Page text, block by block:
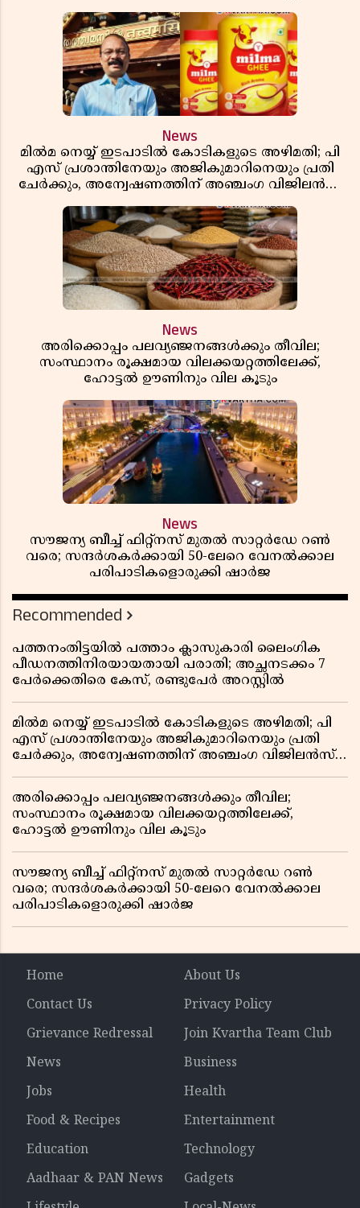
News
മിൽമ നെയ്യ് ഇടപാടിൽ കോടികളുടെ അഴിമതി; പി
എസ് പ്രശാന്തിനേയും അജികുമാറിനെയും പ്രതി
ചേർക്കും, അന്വേഷണത്തിന് അഞ്ചംഗ വിജിലൻസ്
News
അരിക്കൊപ്പം പലവ്യഞ്ജനങ്ങൾക്കും തീവില;
സംസ്ഥാനം രൂക്ഷമായ വിലക്കയറ്റത്തിലേക്ക്,
ഹോട്ടൽ ഊണിനും വില കൂടും
News
സൗജന്യ ബീച്ച് ഫിറ്റ്നസ് മുതൽ സാറ്റർഡേ റൺ
വരെ; സന്ദർശകർക്കായി 50-ലേറെ വേനൽക്കാല
പരിപാടികളൊരുക്കി ഷാർജ
Recommended
പത്തനംതിട്ടയിൽ പത്താം ക്ലാസുകാരി ലൈംഗിക
പീഡനത്തിനിരയായതായി പരാതി; അച്ഛനടക്കം 7
പേർക്കെതിരെ കേസ്, രണ്ടുപേർ അറസ്റ്റിൽ
മിൽമ നെയ്യ് ഇടപാടിൽ കോടികളുടെ അഴിമതി; പി
എസ് പ്രശാന്തിനേയും അജികുമാറിനെയും പ്രതി
ചേർക്കും, അന്വേഷണത്തിന് അഞ്ചംഗ വിജിലൻസ്
അരിക്കൊപ്പം പലവ്യഞ്ജനങ്ങൾക്കും തീവില;
സംസ്ഥാനം രൂക്ഷമായ വിലക്കയറ്റത്തിലേക്ക്,
ഹോട്ടൽ ഊണിനും വില കൂടും
സൗജന്യ ബീച്ച് ഫിറ്റ്നസ് മുതൽ സാറ്റർഡേ റൺ
വരെ; സന്ദർശകർക്കായി 50-ലേറെ വേനൽക്കാല
പരിപാടികളൊരുക്കി ഷാർജ
Home
About Us
Contact Us
Privacy Policy
Grievance Redressal
Join Kvartha Team Club
News
Business
Jobs
Health
Food & Recipes
Entertainment
Education
Technology
Aadhaar & PAN News
Gadgets